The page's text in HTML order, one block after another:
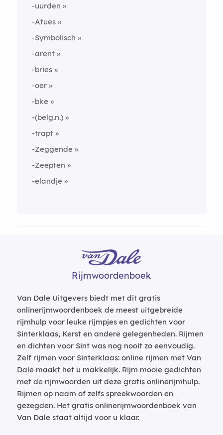
-uurden
-Atues
-Symbolisch
-arent
-bries
-oer
-bke
-(belg.n.)
-trapt
-Zeggende
-Zeepten
-elandje
Rijmwoordenboek
Van Dale Uitgevers biedt met dit gratis
onlinerijmwoordenboek de meest uitgebreide
rijmhulp voor leuke rijmpjes en gedichten voor
Sinterklaas, Kerst en andere gelegenheden. Rijmen
en dichten voor Sint was nog nooit zo eenvoudig.
Zelf rijmen voor Sinterklaas: online rijmen met Van
Dale maakt het u makkelijk. Rijm mooie gedichten
met de rijmwoorden uit deze gratis onlinerijmhulp.
Rijmen op naam of zelfs spreekwoorden en
gezegden. Het gratis onlinerijmwoordenboek van
Van Dale staat altijd voor u klaar.